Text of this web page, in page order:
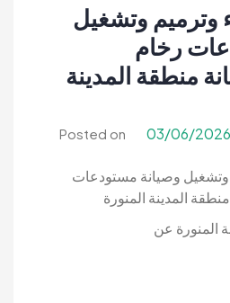
السعوديه | تنقيب
السعوديه
وترميم وتشغيل
رخام
منطقة المدينة
Posted on 03/06/2026
وصيانة مستودعات
المدينة المنورة
المنورة عن